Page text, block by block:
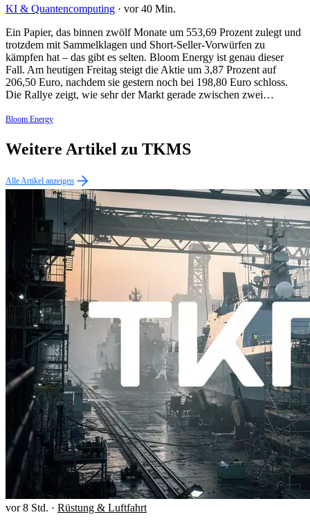
KI & Quantencomputing · vor 40 Min.
Ein Papier, das binnen zwölf Monate um 553,69 Prozent zulegt und
trotzdem mit Sammelklagen und Short-Seller-Vorwürfen zu
kämpfen hat – das gibt es selten. Bloom Energy ist genau dieser
Fall. Am heutigen Freitag steigt die Aktie um 3,87 Prozent auf
206,50 Euro, nachdem sie gestern noch bei 198,80 Euro schloss.
Die Rallye zeigt, wie sehr der Markt gerade zwischen zwei…
Bloom Energy
Weitere Artikel zu TKMS
Alle Artikel anzeigen
vor 8 Std. · Rüstung & Luftfahrt